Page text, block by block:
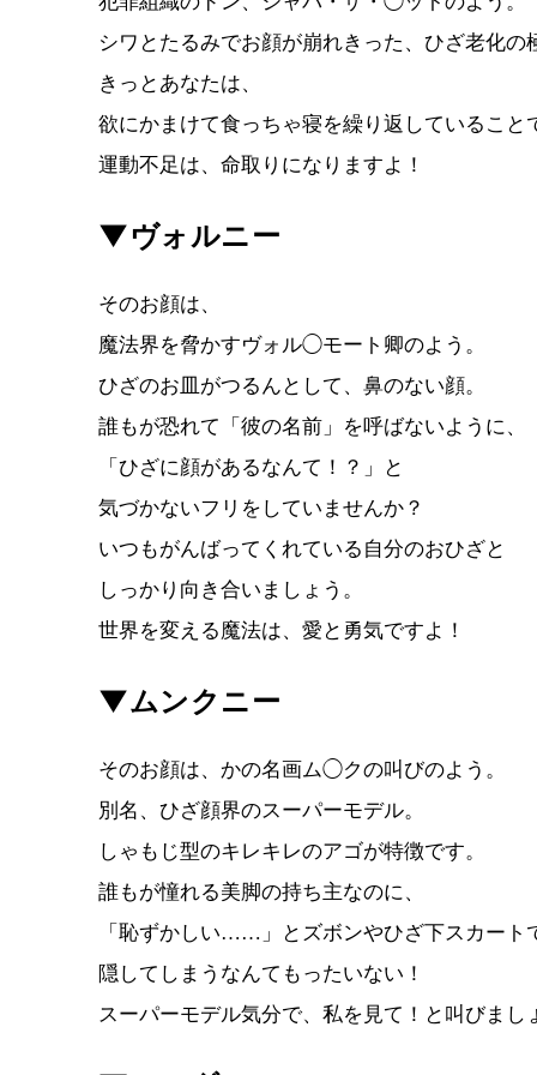
シワとたるみでお顔が崩れきった、ひざ老化の
きっとあなたは、
欲にかまけて食っちゃ寝を繰り返していること
運動不足は、命取りになりますよ！
▼ヴォルニー
そのお顔は、
魔法界を脅かすヴォル◯モート卿のよう。
ひざのお皿がつるんとして、鼻のない顔。
誰もが恐れて「彼の名前」を呼ばないように、
「ひざに顔があるなんて！？」と
気づかないフリをしていませんか？
いつもがんばってくれている自分のおひざと
しっかり向き合いましょう。
世界を変える魔法は、愛と勇気ですよ！
▼ムンクニー
そのお顔は、かの名画ム◯クの叫びのよう。
別名、ひざ顔界のスーパーモデル。
しゃもじ型のキレキレのアゴが特徴です。
誰もが憧れる美脚の持ち主なのに、
「恥ずかしい……」とズボンやひざ下スカート
隠してしまうなんてもったいない！
スーパーモデル気分で、私を見て！と叫びまし